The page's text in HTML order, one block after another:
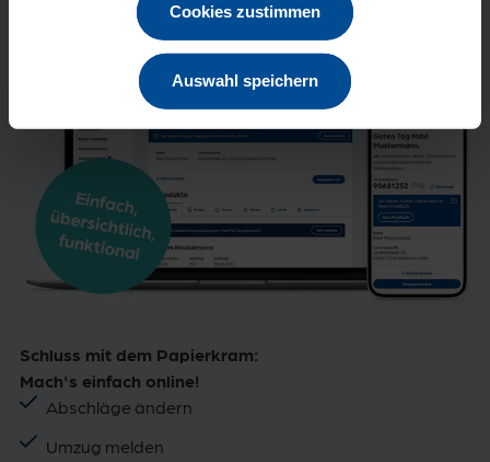
Cookies zustimmen
Auswahl speichern
Schluss mit dem Papierkram:
Mach's einfach online!
Abschläge ändern
Umzug melden